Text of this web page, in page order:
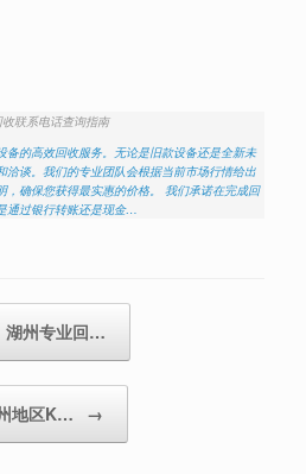
联系电话查询指南
备的高效回收服务。无论是旧款设备还是全新未
洽谈。我们的专业团队会根据当前市场行情给出
，确保您获得最实惠的价格。 我们承诺在完成回
通过银行转账还是现金…
湖州专业回…
地区K… →